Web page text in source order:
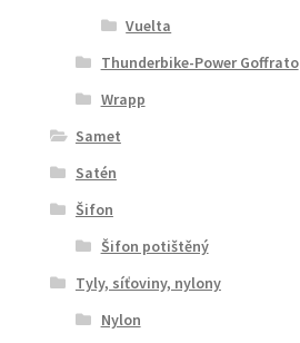
Vuelta
Thunderbike-Power Goffrato
Wrapp
Samet
Satén
Šifon
Šifon potištěný
Tyly, síťoviny, nylony
Nylon